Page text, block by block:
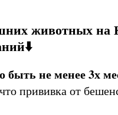
животных на
не менее 3х
прививка от